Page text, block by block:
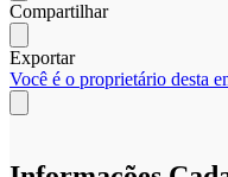
Compartilhar
Exportar
Você é o proprietário desta